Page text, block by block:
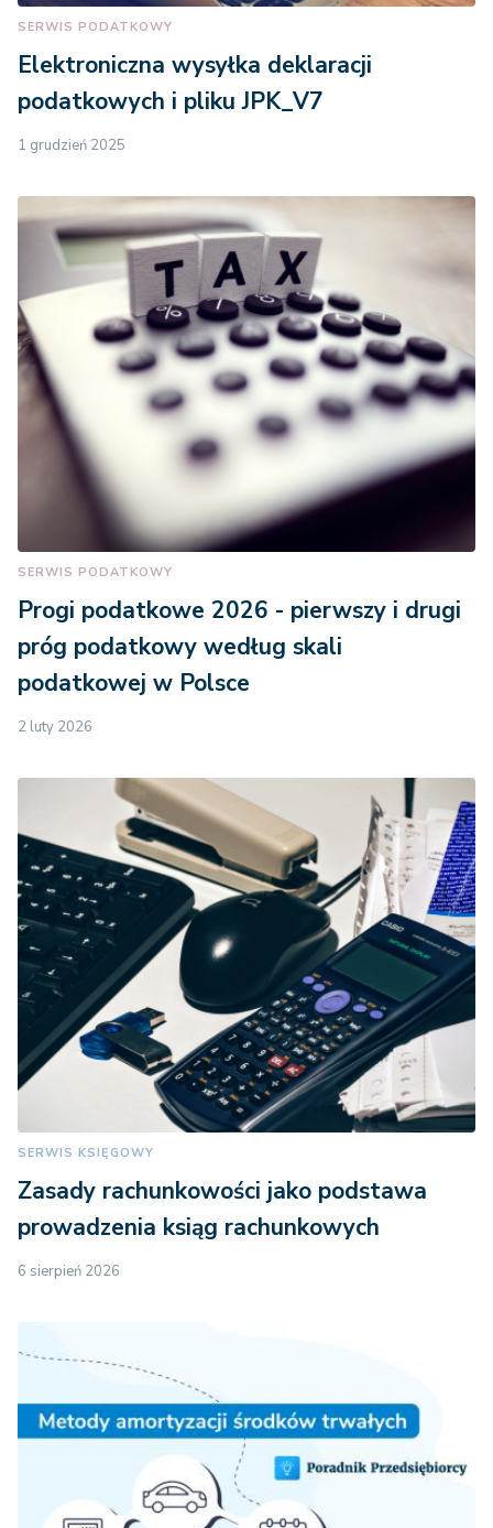
SERWIS PODATKOWY
Elektroniczna wysyłka deklaracji
podatkowych i pliku JPK_V7
1 grudzień 2025
SERWIS PODATKOWY
Progi podatkowe 2026 - pierwszy i drugi
próg podatkowy według skali
podatkowej w Polsce
2 luty 2026
SERWIS KSIĘGOWY
Zasady rachunkowości jako podstawa
prowadzenia ksiąg rachunkowych
6 sierpień 2026